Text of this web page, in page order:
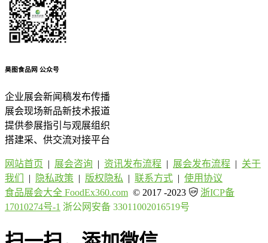
昊图食品网 公众号
企业展会新闻稿发布传播
展会现场新品新技术报道
提供参展指引与观展组织
搭建采、供交流对接平台
网站首页 | 展会咨询 | 资讯发布流程 | 展会发布流程 | 关于
我们
| 隐私政策 | 版权隐私 | 联系方式 | 使用协议
食品展会大全 FoodEx360.com © 2017 -2023
浙ICP备
17010274号-1 浙公网安备 33011002016519号